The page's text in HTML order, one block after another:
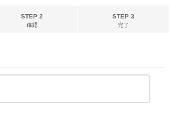
STEP 2
確認
STEP 3
完了